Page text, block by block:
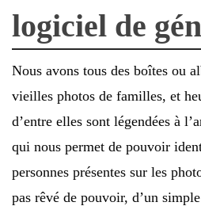
logiciel de
Nous avons tous des boîtes ou
vieilles photos de familles, et
d’entre elles sont légendées à
qui nous permet de pouvoir
personnes présentes sur les
pas rêvé de pouvoir, d’un